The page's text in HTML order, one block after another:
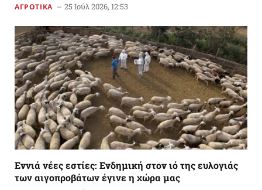
ΑΓΡΟΤΙΚΑ 25 Ιούλ 2026, 12:53
Εννιά νέες εστίες: Ενδημική στον ιό της ευλογιάς
των αιγοπροβάτων έγινε η χώρα μας